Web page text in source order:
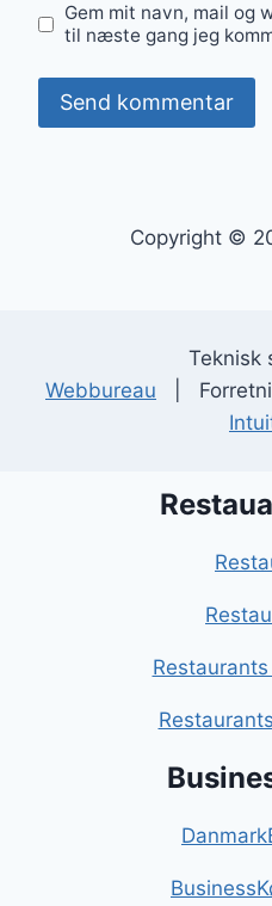
Gem mit navn, mail og
til næste gang jeg
Copyright ©
Teknisk
Webbureau |